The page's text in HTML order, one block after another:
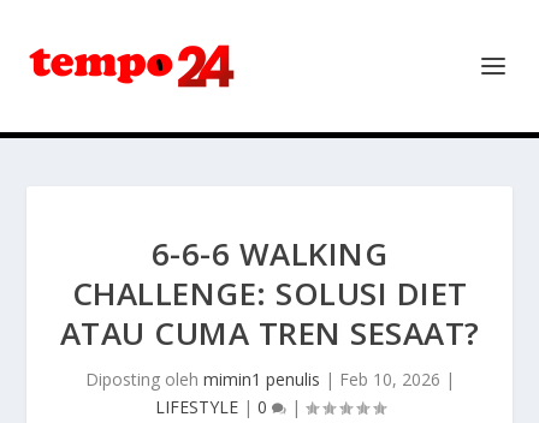
6-6-6 WALKING
CHALLENGE: SOLUSI DIET
ATAU CUMA TREN SESAAT?
Diposting oleh mimin1 penulis | Feb 10, 2026 |
LIFESTYLE| 0 |